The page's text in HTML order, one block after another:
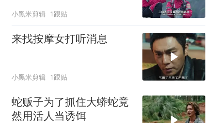
小黑米剪辑 1跟贴
来找按摩女打听消息
小黑米剪辑 1跟贴
蛇贩子为了抓住大蟒蛇竟
然用活人当诱饵